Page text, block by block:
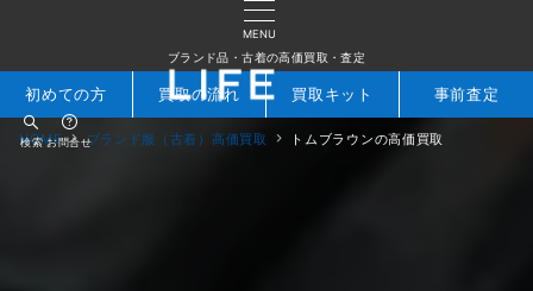
MENU
ブランド品・古着の高価買取・査定
検索 お問合せ
初めての方 買取の流れ 買取キット 事前査定
HOME ブランド服（古着）高価買取 トムブラウンの高価買取